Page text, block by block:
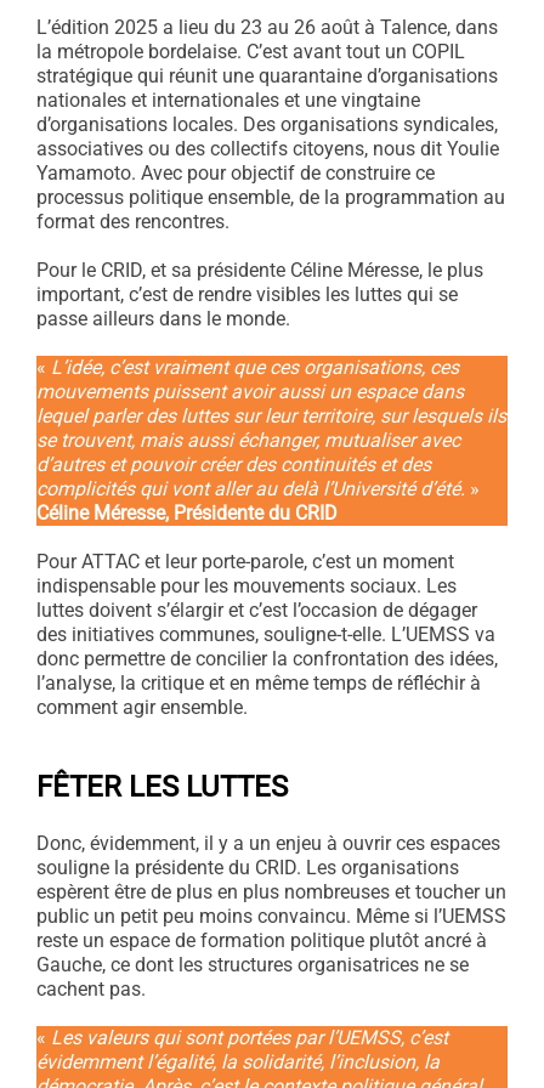
L’édition 2025 a lieu du 23 au 26 août à Talence, dans
la métropole bordelaise. C’est avant tout un COPIL
stratégique qui réunit une quarantaine d’organisations
nationales et internationales et une vingtaine
d’organisations locales. Des organisations syndicales,
associatives ou des collectifs citoyens, nous dit Youlie
Yamamoto. Avec pour objectif de construire ce
processus politique ensemble, de la programmation au
format des rencontres.
Pour le CRID, et sa présidente Céline Méresse, le plus
important, c’est de rendre visibles les luttes qui se
passe ailleurs dans le monde.
« L’idée, c’est vraiment que ces organisations, ces
mouvements puissent avoir aussi un espace dans
lequel parler des luttes sur leur territoire, sur lesquels ils
se trouvent, mais aussi échanger, mutualiser avec
d’autres et pouvoir créer des continuités et des
complicités qui vont aller au delà l’Université d’été. »
Céline Méresse, Présidente du CRID
Pour ATTAC et leur porte-parole, c’est un moment
indispensable pour les mouvements sociaux. Les
luttes doivent s’élargir et c’est l’occasion de dégager
des initiatives communes, souligne-t-elle. L’UEMSS va
donc permettre de concilier la confrontation des idées,
l’analyse, la critique et en même temps de réfléchir à
comment agir ensemble.
FÊTER LES LUTTES
Donc, évidemment, il y a un enjeu à ouvrir ces espaces
souligne la présidente du CRID. Les organisations
espèrent être de plus en plus nombreuses et toucher un
public un petit peu moins convaincu. Même si l’UEMSS
reste un espace de formation politique plutôt ancré à
Gauche, ce dont les structures organisatrices ne se
cachent pas.
« Les valeurs qui sont portées par l’UEMSS, c’est
évidemment l’égalité, la solidarité, l’inclusion, la